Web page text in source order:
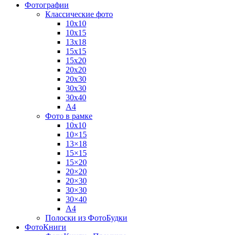
Фотографии
Классические фото
10х10
10х15
13х18
15х15
15х20
20х20
20х30
30х30
30х40
А4
Фото в рамке
10х10
10×15
13×18
15×15
15×20
20×20
20×30
30×30
30×40
A4
Полоски из ФотоБудки
ФотоКниги